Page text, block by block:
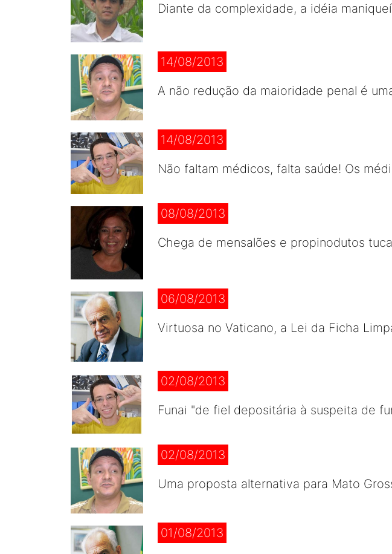
Diante da complexidade, a idéia
14/08/2013
A não redução da maioridade penal é
14/08/2013
Não faltam médicos, falta saúde! Os
08/08/2013
Chega de mensalões e propinodutos
06/08/2013
Virtuosa no Vaticano, a Lei da Ficha
02/08/2013
Funai "de fiel depositária à suspeita de
02/08/2013
Uma proposta alternativa para Mato
01/08/2013